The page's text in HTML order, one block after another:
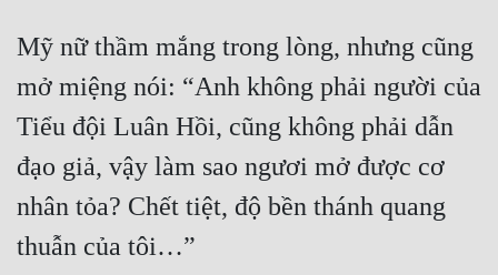
Mỹ nữ thầm mắng trong lòng, nhưng cũng
mở miệng nói: “Anh không phải người của
Tiểu đội Luân Hồi, cũng không phải dẫn
đạo giả, vậy làm sao ngươi mở được cơ
nhân tỏa? Chết tiệt, độ bền thánh quang